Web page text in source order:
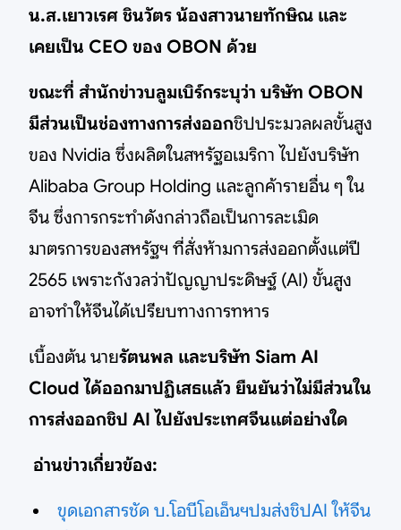
น.ส.เยาวเรศ ชินวัตร น้องสาวนายทักษิณ และ
เคยเป็น CEO ของ OBON ด้วย
ขณะที่ สำนักข่าวบลูมเบิร์กระบุว่า บริษัท OBON
มีส่วนเป็นช่องทางการส่งออกชิปประมวลผลขั้นสูง
ของ Nvidia ซึ่งผลิตในสหรัฐอเมริกา ไปยังบริษัท
Alibaba Group Holding และลูกค้ารายอื่น ๆ ใน
จีน ซึ่งการกระทำดังกล่าวถือเป็นการละเมิด
มาตรการของสหรัฐฯ ที่สั่งห้ามการส่งออกตั้งแต่ปี
2565 เพราะกังวลว่าปัญญาประดิษฐ์ (AI) ขั้นสูง
อาจทำให้จีนได้เปรียบทางการทหาร
เบื้องต้น นายรัตนพล และบริษัท Siam AI
Cloud ได้ออกมาปฏิเสธแล้ว ยืนยันว่าไม่มีส่วนใน
การส่งออกชิป AI ไปยังประเทศจีนแต่อย่างใด
อ่านข่าวเกี่ยวข้อง:
ขุดเอกสารชัด บ.โอบีโอเอ็นฯปมส่งชิปAI ให้จีน